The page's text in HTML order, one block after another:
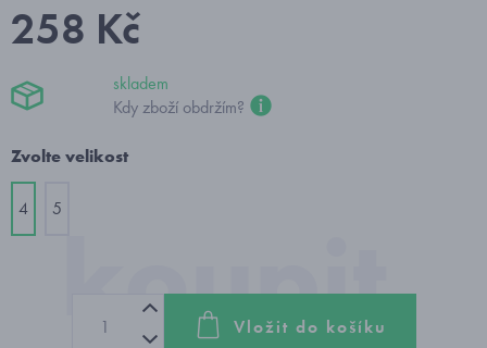
258 Kč
skladem
Kdy zboží obdržím?
Zvolte velikost
4 5
Vložit do košíku